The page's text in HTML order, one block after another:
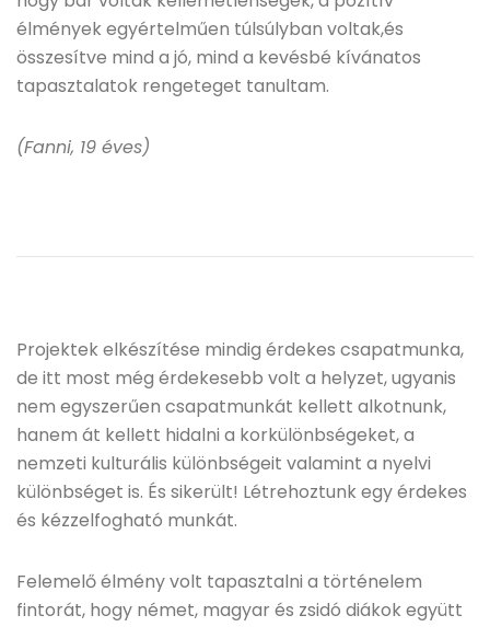
élmények egyértelműen túlsúlyban voltak,és
összesítve mind a jó, mind a kevésbé kívánatos
tapasztalatok rengeteget tanultam.
(Fanni, 19 éves)
Projektek elkészítése mindig érdekes csapatmunka,
de itt most még érdekesebb volt a helyzet, ugyanis
nem egyszerűen csapatmunkát kellett alkotnunk,
hanem át kellett hidalni a korkülönbségeket, a
nemzeti kulturális különbségeit valamint a nyelvi
különbséget is. És sikerült! Létrehoztunk egy érdekes
és kézzelfogható munkát.
Felemelő élmény volt tapasztalni a történelem
fintorát, hogy német, magyar és zsidó diákok együtt